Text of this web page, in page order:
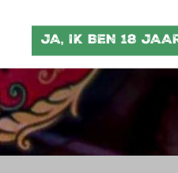
JA, IK BEN 18